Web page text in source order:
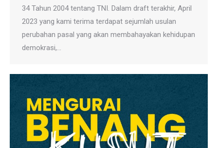
34 Tahun 2004 tentang TNI. Dalam draft terakhir, April
2023 yang kami terima terdapat sejumlah usulan
perubahan pasal yang akan membahayakan kehidupan
demokrasi,…